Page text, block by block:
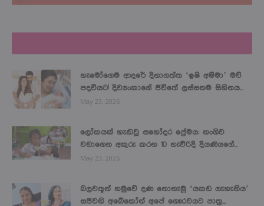
හැමෝගෙම ආදරේ දිනාගත්ත ‘ඉෂි අම්මා’ මව්
පදවියට! දිව්‍යංකාගේ ජීවිතේ ලස්සනම සිහිනය...
May 23, 2026
ලෝකයක් හැඬවූ සහෝදර ප්‍රේමය: නංගිව
වඩාගෙන අකුරු කරන 10 හැවිරිදි දියණියගේ...
May 23, 2026
බලවතූන් හමුවේ දණ නොනැමූ ‘යකඩ ගැහැනිය’
සජීවනි අබේකෝන් අපේ ගෞරවයට පාත්‍ර...